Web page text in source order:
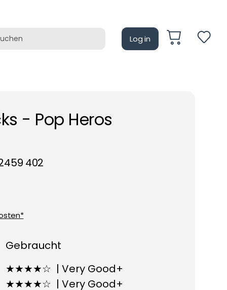
Log in
- Pop Heros
402
Gebraucht
★★★★☆ | Very Good+
★★★★☆ | Very Good+